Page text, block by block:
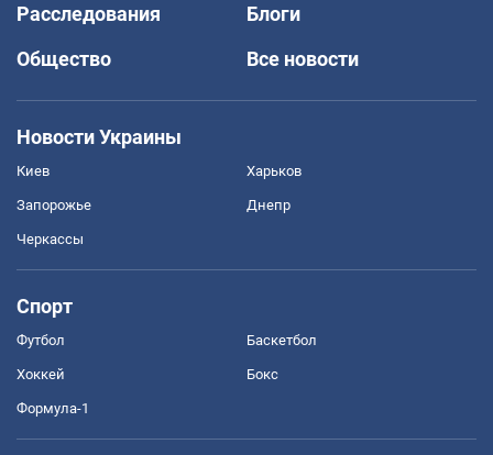
Расследования
Блоги
Общество
Все новости
Новости Украины
Киев Харьков
Запорожье Днепр
Черкассы
Спорт
Футбол Баскетбол
Хоккей Бокс
Формула-1